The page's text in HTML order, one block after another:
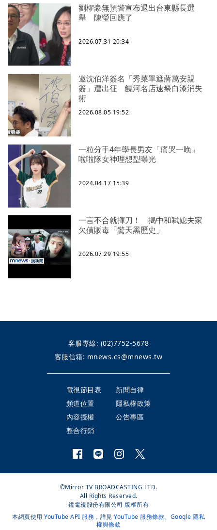
劉櫂豪無預警宣布退出台東縣長選
舉 陳瑩回應了
2026.07.31 20:34
邀沈伯洋簽名「秀菜單遮蔣萬安親
簽」遭出征 饒河名店速祭白漆消失
術
2026.08.05 19:52
一粒分手4年學長男友「痛哭一晚」
啦啦隊女神理想型曝光
2024.04.17 15:39
一言不合就揮刀！ 揭中和弒媳夫家
欠債販毒「驚天黑歷史」
2026.07.29 19:55
客服專線: (02)7752-5678
客服信箱: mnews.cs@mnews.tw
電視節目表
新聞自律
頻道位置
隱私權政策
內容授權
公告專區
整合行銷
©Mirror TV BROADCASTING LTD.
All Rights Reserved.
鏡電視股份有限公司 版權所有
本網頁使用 YouTube API 服務 ，詳見 YouTube 服務條款、 Google 隱私
權與條款